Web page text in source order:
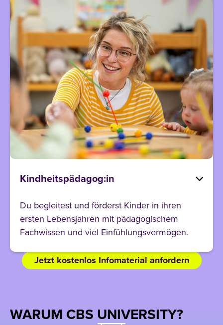
Kindheitspädagog:in
Du begleitest und förderst Kinder in ihren
ersten Lebensjahren mit pädagogischem
Fachwissen und viel Einfühlungsvermögen.
Jetzt kostenlos Infomaterial anfordern
WARUM CBS UNIVERSITY?